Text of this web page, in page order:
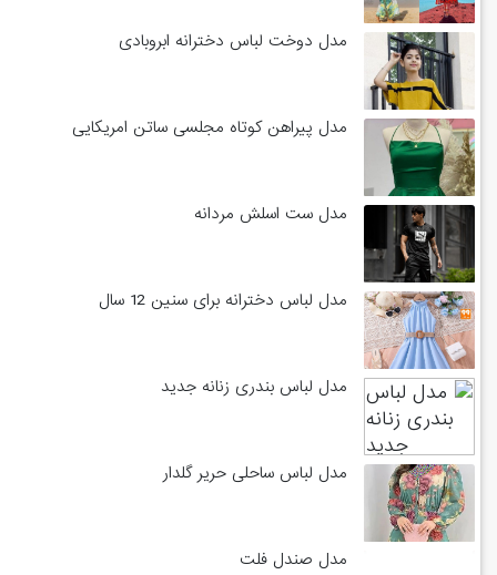
مدل دوخت لباس دخترانه ابروبادی
مدل پیراهن کوتاه مجلسی ساتن امریکایی
مدل ست اسلش مردانه
مدل لباس دخترانه برای سنین 12 سال
مدل لباس بندری زنانه جدید
مدل لباس ساحلی حریر گلدار
مدل صندل فلت